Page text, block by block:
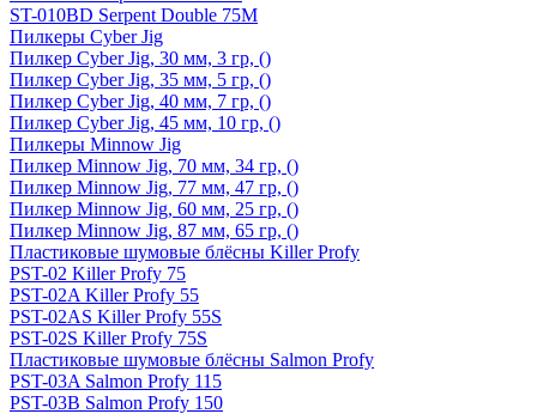
ST-010BD Serpent Double 75M
Пилкеры Cyber Jig
Пилкер Cyber Jig, 30 мм, 3 гр, ()
Пилкер Cyber Jig, 35 мм, 5 гр, ()
Пилкер Cyber Jig, 40 мм, 7 гр, ()
Пилкер Cyber Jig, 45 мм, 10 гр, ()
Пилкеры Minnow Jig
Пилкер Minnow Jig, 70 мм, 34 гр, ()
Пилкер Minnow Jig, 77 мм, 47 гр, ()
Пилкер Minnow Jig, 60 мм, 25 гр, ()
Пилкер Minnow Jig, 87 мм, 65 гр, ()
Пластиковые шумовые блёсны Killer Profy
PST-02 Killer Profy 75
PST-02A Killer Profy 55
PST-02AS Killer Profy 55S
PST-02S Killer Profy 75S
Пластиковые шумовые блёсны Salmon Profy
PST-03A Salmon Profy 115
PST-03B Salmon Profy 150